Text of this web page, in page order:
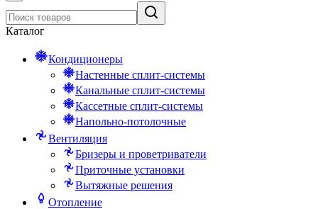
Каталог
Кондиционеры
Настенные сплит-системы
Канальные сплит-системы
Кассетные сплит-системы
Напольно-потолочные
Вентиляция
Бризеры и проветриватели
Приточные установки
Вытяжные решения
Отопление